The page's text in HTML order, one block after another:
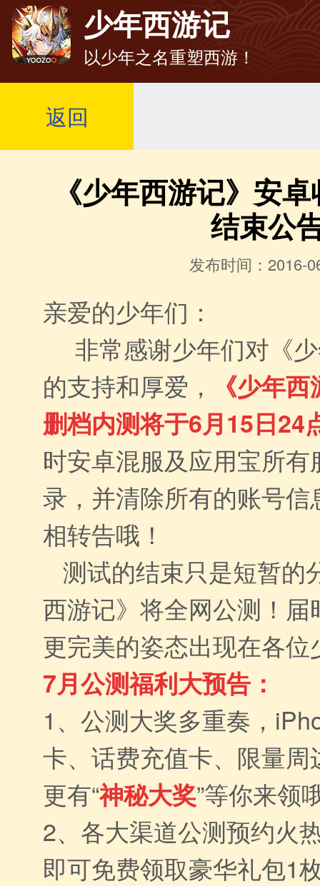
少年西游记
以少年之名重塑西游！
返回
《少年西游记》安
结束公
发布时间：2016-
亲爱的少年们：
非常感谢少年们对《
的支持和厚爱，
《少年
删档内测将于6月15日24
时安卓混服及应用宝所
录，并清除所有的账号
相转告哦！
测试的结束只是短暂的
西游记》将全网公测！
更完美的姿态出现在各
7月公测福利大预告：
1、公测大奖多重奏，
卡、话费充值卡、限量
更有“神秘大奖”等你来领
2、各大渠道公测预约火
即可免费领取豪华礼包1